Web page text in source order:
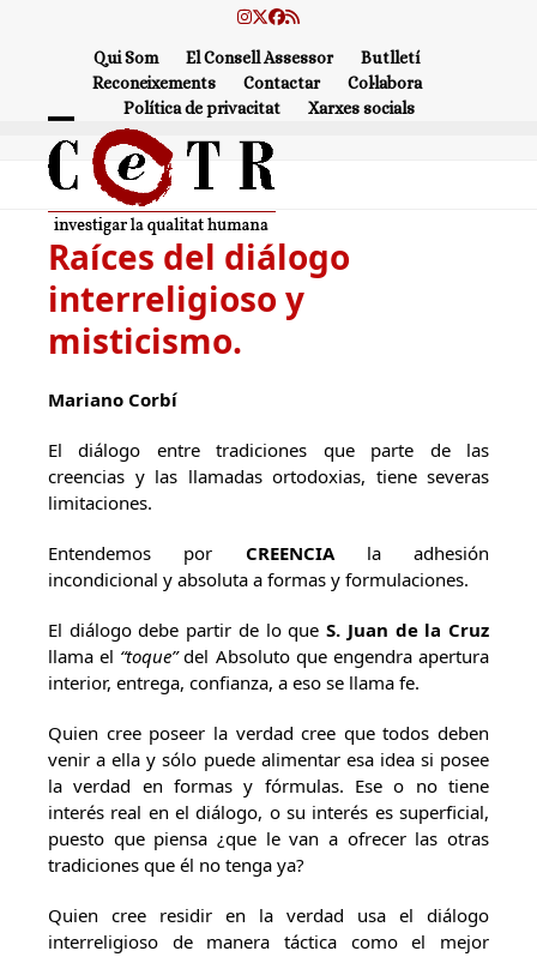
Instagram
Twitter
Facebook
RSS
Qui Som El Consell Assessor
Butlletí
Reconeixements
Contactar
Col·labora
Política de privacitat
Xarxes socials
Open
mobile
menu
Close
mobile
menu
Raíces del diálogo
interreligioso y
misticismo.
Mariano Corbí
El diálogo entre tradiciones que parte de las
creencias y las llamadas ortodoxias, tiene severas
limitaciones.
Entendemos por CREENCIAla adhesión
incondicional y absoluta a formas y formulaciones.
El diálogo debe partir de lo queS. Juan de la Cruz
llama el “toque”del Absoluto que engendra apertura
interior, entrega, confianza, a eso se llama fe.
Quien cree poseer la verdad cree que todos deben
venir a ella y sólo puede alimentar esa idea si posee
la verdad en formas y fórmulas. Ese o no tiene
interés real en el diálogo, o su interés es superficial,
puesto que piensa ¿que le van a ofrecer las otras
tradiciones que él no tenga ya?
Quien cree residir en la verdad usa el diálogo
interreligioso de manera táctica como el mejor